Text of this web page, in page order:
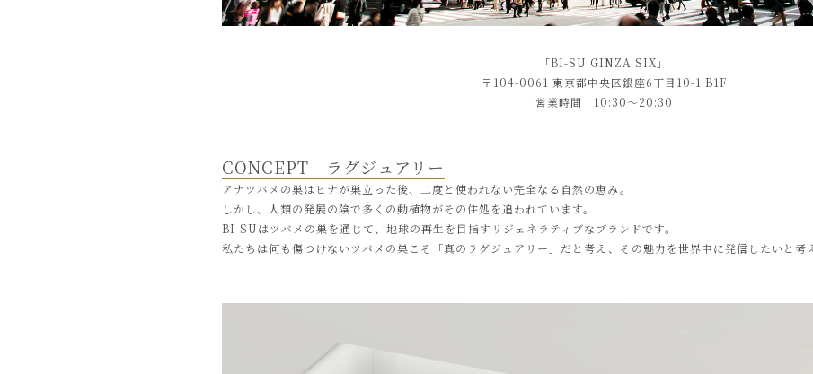
「BI-SU GINZA SIX」
〒104-0061 東京都中央区銀座6丁目10-1 B1F
営業時間 10:30～20:30
CONCEPT ラグジュアリー
アナツバメの巣はヒナが巣立った後、二度と使われない完全なる自然の恵み。
しかし、人類の発展の陰で多くの動植物がその住処を追われています。
BI-SUはツバメの巣を通じて、地球の再生を目指すリジェネラティブなブランドです。
私たちは何も傷つけないツバメの巣こそ「真のラグジュアリー」だと考え、その魅力を世界中に発信したいと考